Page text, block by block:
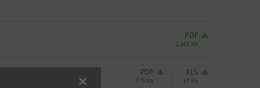
PDF
2.662 Kb
PDF
775 Kb
XLS
57 Kb